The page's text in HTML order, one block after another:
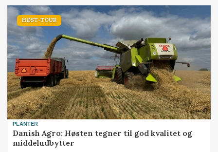
HØST-TOUR
PLANTER
Danish Agro: Høsten tegner til god kvalitet og
middeludbytter